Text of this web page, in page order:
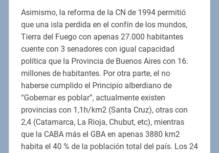
Asimismo, la reforma de la CN de 1994 permitió
que una isla perdida en el confín de los mundos,
Tierra del Fuego con apenas 27.000 habitantes
cuente con 3 senadores con igual capacidad
política que la Provincia de Buenos Aires con 16.
millones de habitantes. Por otra parte, el no
haberse cumplido el Principio alberdiano de
“Gobernar es poblar”, actualmente existen
provincias con 1,1h/km2 (Santa Cruz), otras con
2,4 (Catamarca, La Rioja, Chubut, etc), mientras
que la CABA más el GBA en apenas 3880 km2
habita el 40 % de la población total del país. Los 24